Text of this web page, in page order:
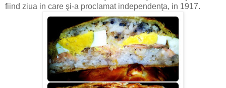
fiind ziua in care şi-a proclamat independenţa, in 1917.